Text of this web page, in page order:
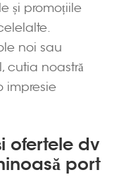
și promoțiile
noi sau
cutia noastră
impresie
ofertele dv
port